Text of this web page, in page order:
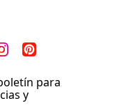
para
y